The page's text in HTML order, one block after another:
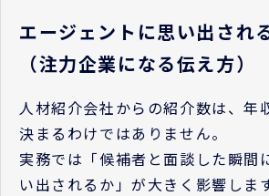
エージェントに思い出され
（注力企業になる伝え方）
人材紹介会社からの紹介数は、年
決まるわけではありません。
実務では「候補者と面談した瞬間
い出されるか」が大きく影響します